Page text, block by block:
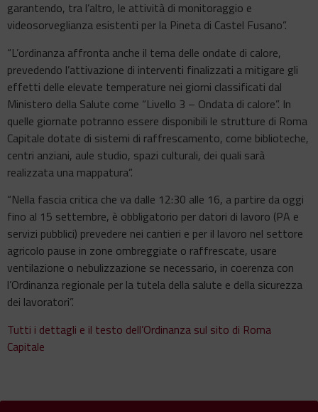
garantendo, tra l’altro, le attività di monitoraggio e
videosorveglianza esistenti per la Pineta di Castel Fusano”.
“L’ordinanza affronta anche il tema delle ondate di calore,
prevedendo l’attivazione di interventi finalizzati a mitigare gli
effetti delle elevate temperature nei giorni classificati dal
Ministero della Salute come “Livello 3 – Ondata di calore”. In
quelle giornate potranno essere disponibili le strutture di Roma
Capitale dotate di sistemi di raffrescamento, come biblioteche,
centri anziani, aule studio, spazi culturali, dei quali sarà
realizzata una mappatura”.
“Nella fascia critica che va dalle 12:30 alle 16, a partire da oggi
fino al 15 settembre, è obbligatorio per datori di lavoro (PA e
servizi pubblici) prevedere nei cantieri e per il lavoro nel settore
agricolo pause in zone ombreggiate o raffrescate, usare
ventilazione o nebulizzazione se necessario, in coerenza con
l’Ordinanza regionale per la tutela della salute e della sicurezza
dei lavoratori”.
Tutti i dettagli e il testo dell’Ordinanza sul sito di Roma
Capitale